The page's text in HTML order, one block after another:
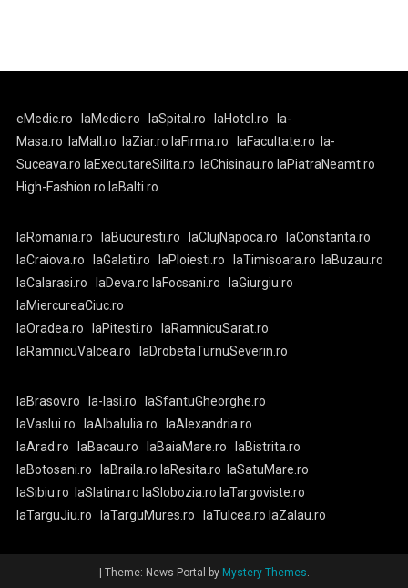
eMedic.ro laMedic.ro laSpital.ro laHotel.ro
la-
Masa.ro
laMall.ro laZiar.ro laFirma.ro laFacultate.ro
la-
Suceava.ro laExecutareSilita.ro laChisinau.ro laPiatraNeamt.ro
High-Fashion.ro laBalti.ro
laRomania.ro laBucuresti.ro laClujNapoca.ro
laConstanta.ro
laCraiova.ro
laGalati.ro laPloiesti.ro laTimisoara.ro
laBuzau.ro
laCalarasi.ro
laDeva.ro laFocsani.ro
laGiurgiu.ro
laMiercureaCiuc.ro
laOradea.ro
laPitesti.ro
laRamnicuSarat.ro
laRamnicuValcea.ro
laDrobetaTurnuSeverin.ro
laBrasov.ro la-Iasi.ro
laSfantuGheorghe.ro
laVaslui.ro
laAlbaIulia.ro
laAlexandria.ro
laArad.ro
laBacau.ro laBaiaMare.ro
laBistrita.ro
laBotosani.ro
laBraila.ro laResita.ro
laSatuMare.ro
laSibiu.ro
laSlatina.ro laSlobozia.ro laTargoviste.ro
laTarguJiu.ro
laTarguMures.ro laTulcea.ro laZalau.ro
Theme: News Portal by Mystery Themes.